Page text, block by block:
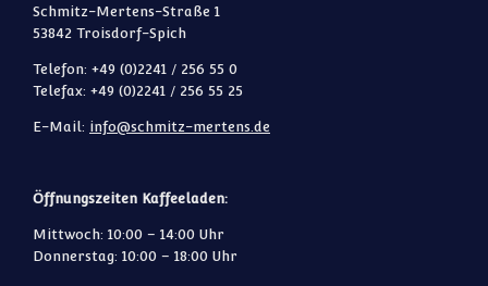
Schmitz-Mertens-Straße 1
53842 Troisdorf-Spich
Telefon: +49 (0)2241 / 256 55 0
Telefax: +49 (0)2241 / 256 55 25
E-Mail: info@schmitz-mertens.de
Öffnungszeiten Kaffeeladen:
Mittwoch: 10:00 – 14:00 Uhr
Donnerstag: 10:00 – 18:00 Uhr